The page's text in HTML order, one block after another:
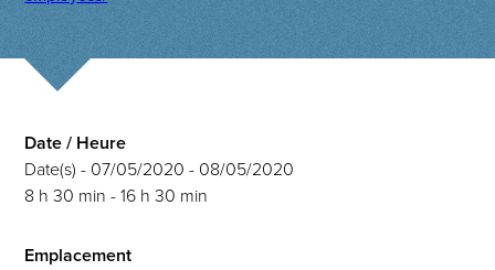
Date / Heure
Date(s) - 07/05/2020 - 08/05/2020
8 h 30 min - 16 h 30 min
Emplacement